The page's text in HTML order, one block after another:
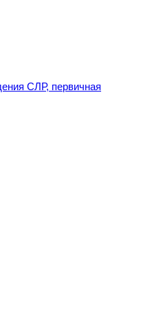
СЛР, первичная